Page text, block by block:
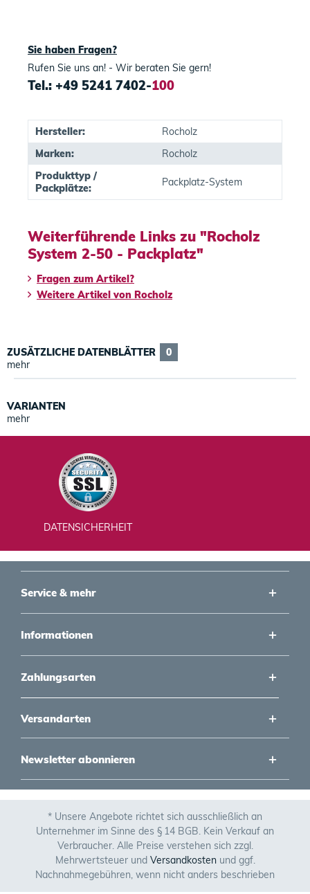
Sie haben Fragen?
Rufen Sie uns an! - Wir beraten Sie gern!
Tel.: +49 5241 7402-100
Hersteller:
Rocholz
Marken:
Rocholz
Produkttyp /
Packplätze:
Packplatz-System
Weiterführende Links zu "Rocholz
System 2-50 - Packplatz"
Fragen zum Artikel?
Weitere Artikel von Rocholz
ZUSÄTZLICHE DATENBLÄTTER
0
mehr
VARIANTEN
mehr
DATENSICHERHEIT
Service & mehr
Informationen
Zahlungsarten
Versandarten
Newsletter abonnieren
* Unsere Angebote richtet sich ausschließlich an
Unternehmer im Sinne des § 14 BGB. Kein Verkauf an
Verbraucher. Alle Preise verstehen sich zzgl.
Mehrwertsteuer und Versandkostenund ggf.
Nachnahmegebühren, wenn nicht anders beschrieben